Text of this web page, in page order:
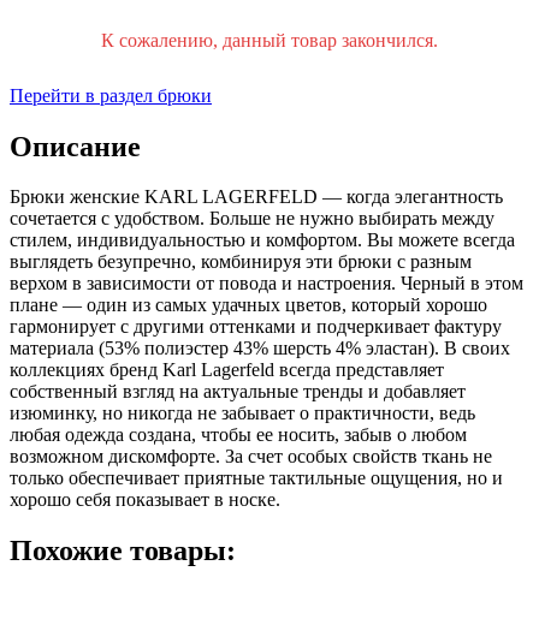
К сожалению, данный товар закончился.
Перейти в раздел брюки
Описание
Брюки женские KARL LAGERFELD — когда элегантность
сочетается с удобством. Больше не нужно выбирать между
стилем, индивидуальностью и комфортом. Вы можете всегда
выглядеть безупречно, комбинируя эти брюки с разным
верхом в зависимости от повода и настроения. Черный в этом
плане — один из самых удачных цветов, который хорошо
гармонирует с другими оттенками и подчеркивает фактуру
материала (53% полиэстер 43% шерсть 4% эластан). В своих
коллекциях бренд Karl Lagerfeld всегда представляет
собственный взгляд на актуальные тренды и добавляет
изюминку, но никогда не забывает о практичности, ведь
любая одежда создана, чтобы ее носить, забыв о любом
возможном дискомфорте. За счет особых свойств ткань не
только обеспечивает приятные тактильные ощущения, но и
хорошо себя показывает в носке.
Похожие товары: